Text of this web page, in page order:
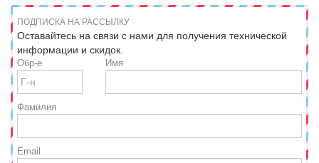
ПОДПИСКА НА РАССЫЛКУ
Оставайтесь на связи с нами для получения технической
информации и скидок.
Обр-е Имя
Фамилия
Email